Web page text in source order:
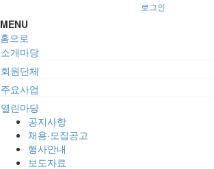
로그인
MENU
홈으로
소개마당
회원단체
주요사업
열린마당
공지사항
채용·모집공고
행사안내
보도자료